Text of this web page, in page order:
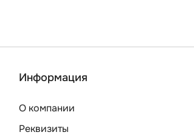
Информация
О компании
Реквизиты